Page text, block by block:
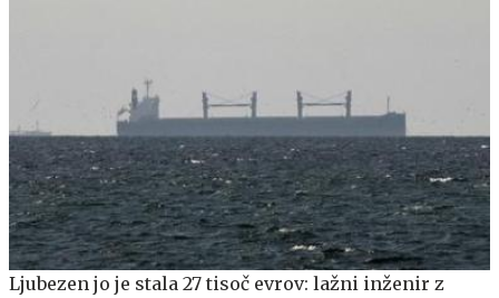
Ljubezen jo je stala 27 tisoč evrov: lažni inženir z